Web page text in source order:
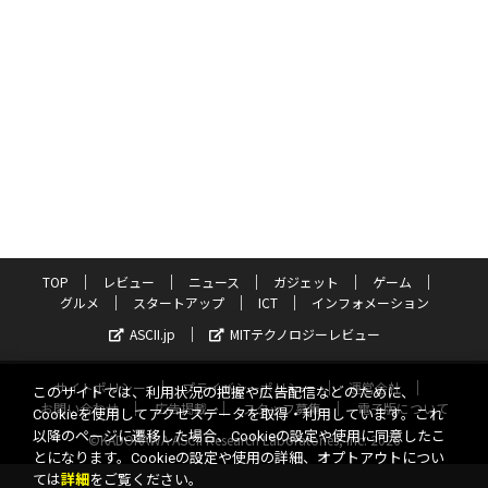
TOP レビュー ニュース ガジェット
ゲーム
グルメ
スタートアップ ICT
インフォメーション
ASCII.jp
MITテクノロジーレビュー
サイトポリシー プライバシーポリシー
運営会社
お問い合わせ
広告掲載 スタッフ募集
電子版について
©KADOKAWA ASCII Research Laboratories, Inc. 2026
このサイトでは、利用状況の把握や広告配信などのために、
Cookieを使用してアクセスデータを取得・利用しています。これ
以降のページに遷移した場合、Cookieの設定や使用に同意したこ
とになります。Cookieの設定や使用の詳細、オプトアウトについ
ては詳細 をご覧ください。